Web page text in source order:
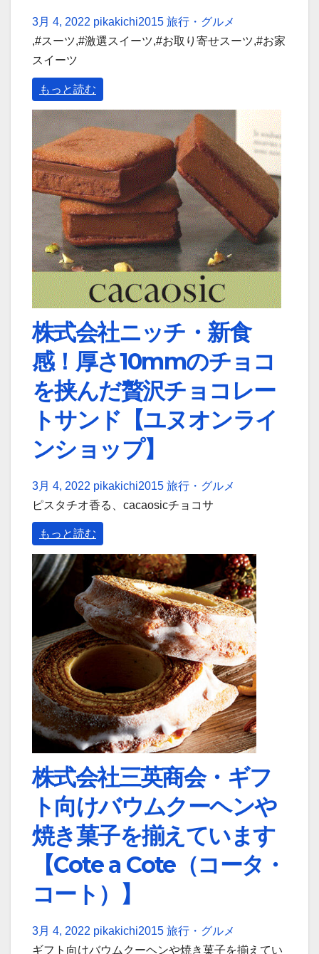
3月 4, 2022 pikakichi2015 旅行・グルメ
,#スーツ,#激選スイーツ,#お取り寄せスーツ,#お家
スイーツ
もっと読む
株式会社ニッチ・新食
感！厚さ10mmのチョコ
を挟んだ贅沢チョコレー
トサンド【ユヌオンライ
ンショップ】
3月 4, 2022 pikakichi2015 旅行・グルメ
ピスタチオ香る、cacaosicチョコサ
もっと読む
株式会社三英商会・ギフ
ト向けバウムクーヘンや
焼き菓子を揃えています
【Cote a Cote（コータ・
コート）】
3月 4, 2022 pikakichi2015 旅行・グルメ
ギフト向けバウムクーヘンや焼き菓子を揃えてい